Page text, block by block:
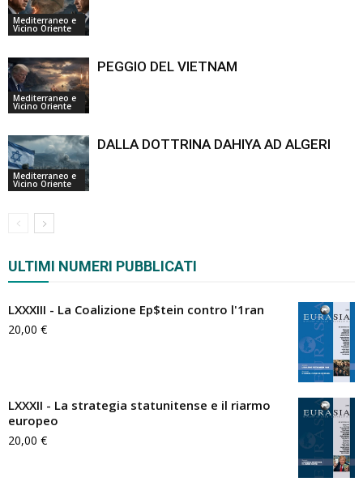
Mediterraneo e
Vicino Oriente
Mediterraneo e
Vicino Oriente
PEGGIO DEL VIETNAM
Mediterraneo e
Vicino Oriente
DALLA DOTTRINA DAHIYA AD ALGERI
ULTIMI NUMERI PUBBLICATI
LXXXIII - La Coalizione Ep$tein contro l'1ran
20,00 €
LXXXII - La strategia statunitense e il riarmo
europeo
20,00 €